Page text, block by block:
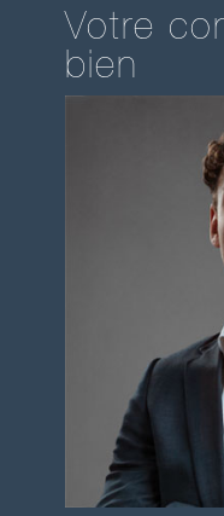
Votre
bien